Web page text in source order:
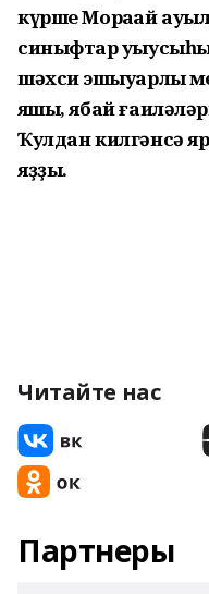
күрше Мораҡай
синыфтар
шәхси эшҡыуарлыҡ
яҡшы, ябай
Ҡулдан килгәнсә
яҙҙы.
Читайте нас
Партнеры